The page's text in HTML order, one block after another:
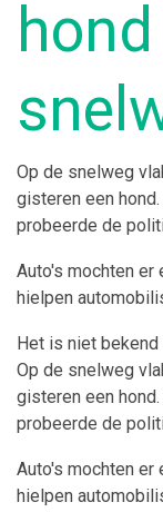
Op de snelweg
gisteren een
probeerde de
Auto's mochten er
hielpen
Het is niet
Op de snelweg
gisteren een
probeerde de
Auto's mochten er
hielpen